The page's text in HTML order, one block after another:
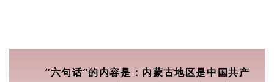
“六句话”的内容是：内蒙古地区是中国共产